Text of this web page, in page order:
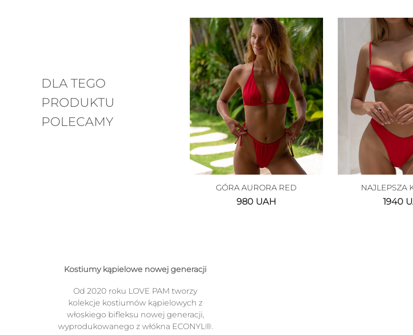
DLA TEGO
PRODUKTU
POLECAMY
GÓRA AURORA RED
980 UAH
NAJLEPSZA
1940
Kostiumy kąpielowe nowej generacji
Od 2020 roku LOVE PAM tworzy
kolekcje kostiumów kąpielowych z
włoskiego bifleksu nowej generacji,
wyprodukowanego z włókna ECONYL®.